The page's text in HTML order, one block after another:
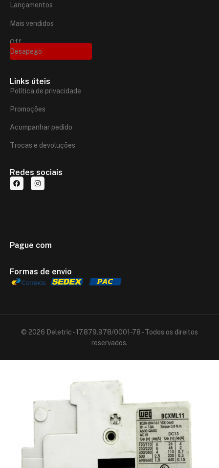
Lançamentos
Mais vendidos
Off
Desapego
Links úteis
Política de privacidade
Promoções
Acompanhar pedido
Trocas e devoluções
Redes sociais
Pague com
Formas de envio
© 2026 Deletric - 17.879.978/0001-78 - Todos os direitos
reservados.